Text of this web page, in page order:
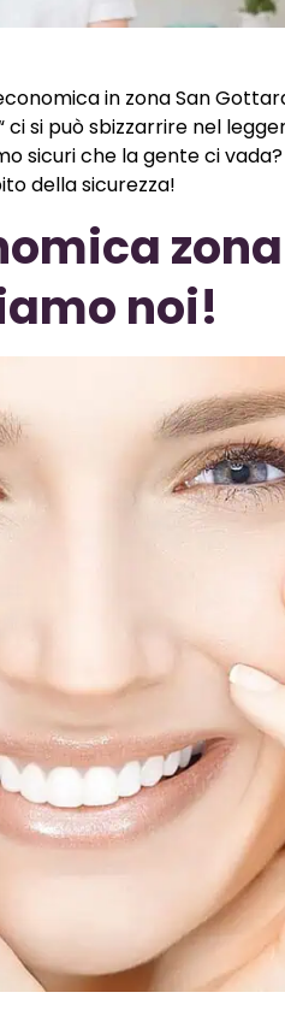
in zona San
ci si può sbizzarrire nel
sicuri che la gente ci
della sicurezza!
noi!